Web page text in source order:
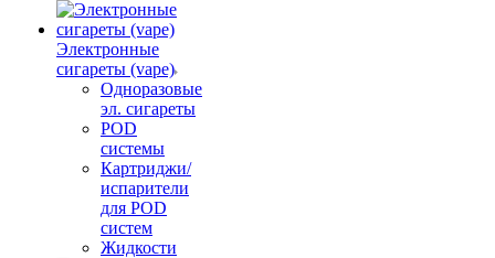
Электронные
сигареты (vape)
Одноразовые
эл. сигареты
POD
системы
Картриджи/
испарители
для POD
систем
Жидкости